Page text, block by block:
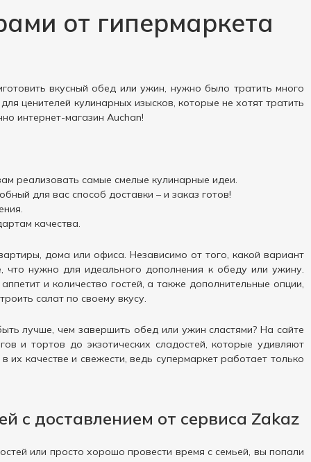
от гипермаркета
вкусный обед или ужин, нужно было тратить много
ценителей кулинарных изысков, которые не хотят тратить
интернет-магазин Auchan!
реализовать самые смелые кулинарные идеи.
для вас способ доставки – и заказ готов!
качества.
дома или офиса. Независимо от того, какой вариант
что нужно для идеального дополнения к обеду или ужину.
и количество гостей, а также дополнительные опции,
салат по своему вкусу.
лучше, чем завершить обед или ужин сластями? На сайте
и тортов до экзотических сладостей, которые удивляют
качестве и свежести, ведь супермаркет работает только
с доставлением от сервиса Zakaz
или просто хорошо провести время с семьей, вы попали